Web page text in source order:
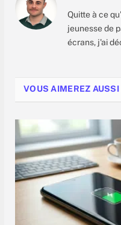
Quitte à ce
jeunesse de
écrans, j'ai
VOUS AIMEREZ AUSSI